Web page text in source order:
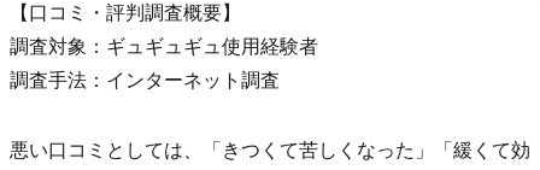
【口コミ・評判調査概要】
調査対象：ギュギュギュ使用経験者
調査手法：インターネット調査
悪い口コミとしては、「きつくて苦しくなった」「緩くて効